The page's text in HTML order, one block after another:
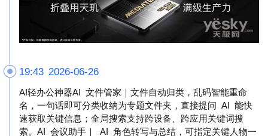
19:43 2026-06-26
AI轻办公神器AI 文件管家｜文件自动归类，乱码智能重命
名，一句话即可分类收纳为专题文件夹，直接提问 AI 能快
速获取关键信息；全局搜索支持跨设备、跨应用关键词搜
索。AI 会议助手｜ AI 角色转写与总结，可指定关键人物一